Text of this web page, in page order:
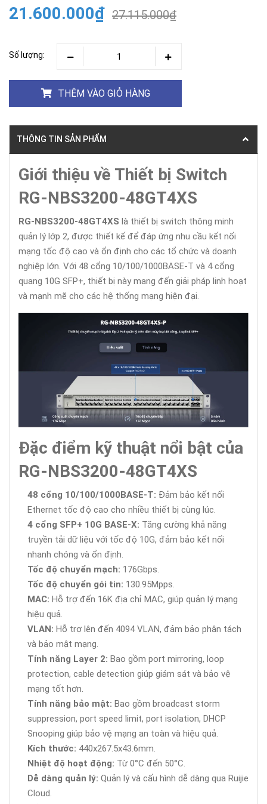
21.600.000₫ 27.115.000₫
Số lượng:
THÊM VÀO GIỎ HÀNG
THÔNG TIN SẢN PHẨM
Giới thiệu về Thiết bị Switch
RG-NBS3200-48GT4XS
RG-NBS3200-48GT4XS là thiết bị switch thông minh
quản lý lớp 2, được thiết kế để đáp ứng nhu cầu kết nối
mạng tốc độ cao và ổn định cho các tổ chức và doanh
nghiệp lớn. Với 48 cổng 10/100/1000BASE-T và 4 cổng
quang 10G SFP+, thiết bị này mang đến giải pháp linh hoạt
và mạnh mẽ cho các hệ thống mạng hiện đại.
Đặc điểm kỹ thuật nổi bật của
RG-NBS3200-48GT4XS
48 cổng 10/100/1000BASE-T: Đảm bảo kết nối
Ethernet tốc độ cao cho nhiều thiết bị cùng lúc.
4 cổng SFP+ 10G BASE-X: Tăng cường khả năng
truyền tải dữ liệu với tốc độ 10G, đảm bảo kết nối
nhanh chóng và ổn định.
Tốc độ chuyển mạch: 176Gbps.
Tốc độ chuyển gói tin: 130.95Mpps.
MAC: Hỗ trợ đến 16K địa chỉ MAC, giúp quản lý mạng
hiệu quả.
VLAN: Hỗ trợ lên đến 4094 VLAN, đảm bảo phân tách
và bảo mật mạng.
Tính năng Layer 2: Bao gồm port mirroring, loop
protection, cable detection giúp giám sát và bảo vệ
mạng tốt hơn.
Tính năng bảo mật: Bao gồm broadcast storm
suppression, port speed limit, port isolation, DHCP
Snooping giúp bảo vệ mạng an toàn và hiệu quả.
Kích thước: 440x267.5x43.6mm.
Nhiệt độ hoạt động: Từ 0°C đến 50°C.
Dễ dàng quản lý: Quản lý và cấu hình dễ dàng qua Ruijie
Cloud.